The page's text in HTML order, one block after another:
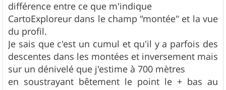
différence entre ce que m'indique
CartoExploreur dans le champ "montée" et la vue
du profil.
Je sais que c'est un cumul et qu'il y a parfois des
descentes dans les montées et inversement mais
sur un dénivelé que j'estime à 700 mètres
en soustrayant bêtement le point le + bas au